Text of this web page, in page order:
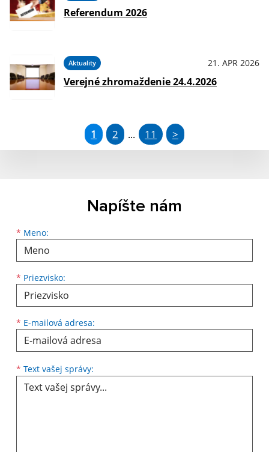
Referendum 2026
Aktuality 21. APR 2026
Verejné zhromaždenie 24.4.2026
1 2 ... 11 >
Napíšte nám
* Meno:
* Priezvisko:
* E-mailová adresa:
* Text vašej správy: